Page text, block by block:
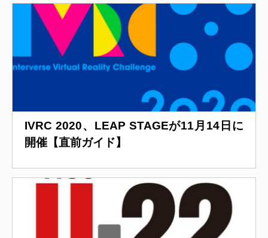
IVRC 2020、LEAP STAGEが11月14日に
開催【直前ガイド】